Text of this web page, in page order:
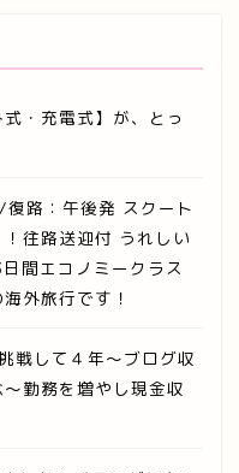
・充電式】が、とっ
復路：午後発 スクート
！往路送迎付 うれしい
間エコノミークラス
外旅行です！
戦して４年～ブログ収
勤務を増やし現金収